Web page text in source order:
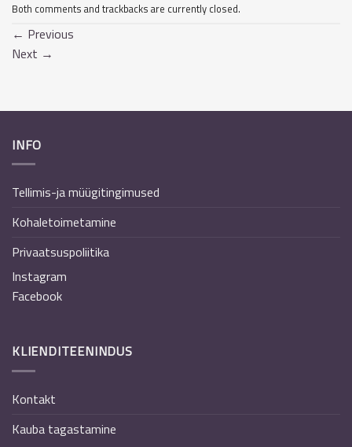
Both comments and trackbacks are currently closed.
← Previous
Next →
INFO
Tellimis-ja müügitingimused
Kohaletoimetamine
Privaatsuspoliitika
Instagram
Facebook
KLIENDITEENINDUS
Kontakt
Kauba tagastamine